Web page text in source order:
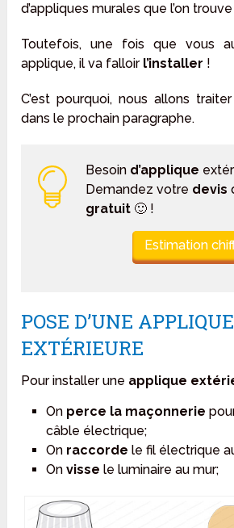
d’appliques murales que l’on
Toutefois, une fois que vous
applique, il va falloir l’installer !
C’est pourquoi, nous allons
dans le prochain paragraphe.
Besoin d’applique
Demandez votre devis
gratuit 🙂 !
Estimation
POSE D’UNE APPLIQUE
EXTÉRIEURE
Pour installer une applique
Onperce la maçonnerie
câble électrique;
On raccorde le fil électrique
On visse le luminaire au mur;